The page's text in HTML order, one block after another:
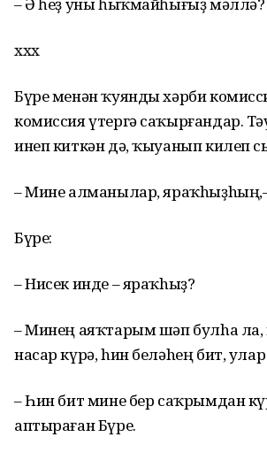
ххх
Бүре менән ҡуянды хәрби
комиссия үтергә саҡырғандар.
инеп киткән дә, ҡыуанып килеп
– Мине алманылар,
Бүре:
– Нисек инде – яраҡhыҙ?
– Минең аяҡтарым шәп булhа ла,
насар күрә, hин беләhең бит,
– Һин бит мине бер саҡрымдан
аптыраған Бүре.